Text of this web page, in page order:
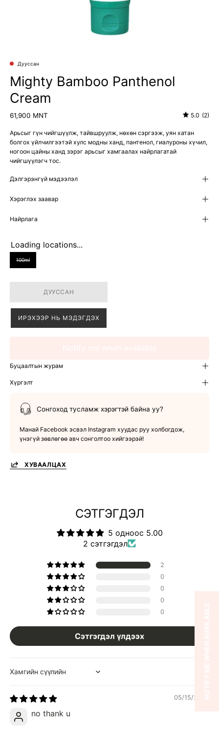
Дууссан
Mighty Bamboo Panthenol
Cream
61,900 MNT 5.0 (2)
Арьсыг гүн чийгшүүлж, тайвшруулж, нөхөн сэргээж, уян хатан
болгох үйлчилгээтэй хулс модны ханд, пантенол, гиалуроны хүчил,
ногоон цайны ханд зэрэг арьсыг хамгаалах найрлагатай
чийгшүүлэгч тос.
Дэлгэрэнгүй мэдээлэл
Хэрэглэх заавар
Найрлага
Loading locations...
SIZE
100ml
ДУУССАН
ИРЭХЭЭР НЬ МЭДЭГДЭХ
Буцаалтын журам
Хүргэлт
Сонгоход тусламж хэрэгтэй байна уу?
Манай Facebook эсвэл Instagram хуудас руу холбогдож,
үнэгүй зөвлөгөө авч сонголтоо хийгээрэй!
ХУВААЛЦАХ
СЭТГЭГДЭЛ
5 одноос 5.00
2 сэтгэгдэл
2
0
0
0
0
Сэтгэгдэл үлдээх
Sort by
05/15/2026
no thank u